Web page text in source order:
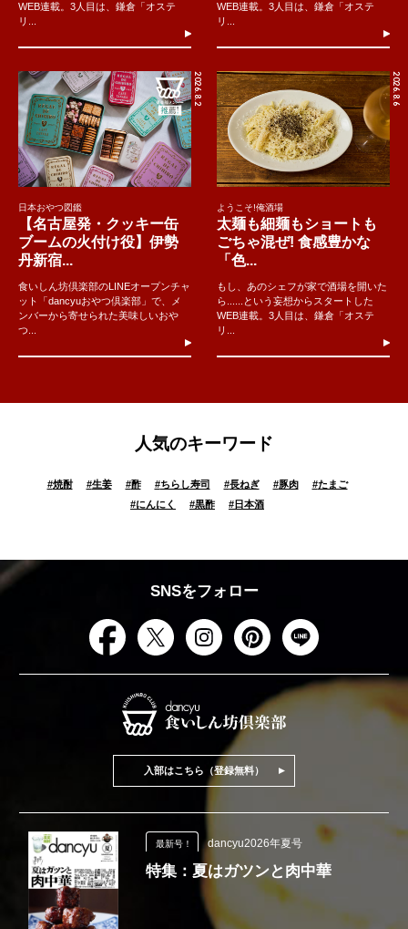
WEB連載。3人目は、鎌倉「オステ
リ...
WEB連載。3人目は、鎌倉「オステ
リ...
2026.8.2
日本おやつ図鑑
【名古屋発・クッキー缶
ブームの火付け役】伊勢
丹新宿...
食いしん坊倶楽部のLINEオープンチャ
ット「dancyuおやつ倶楽部」で、メ
ンバーから寄せられた美味しいおや
つ...
2026.8.6
ようこそ!俺酒場
太麺も細麺もショートも
ごちゃ混ぜ! 食感豊かな
「色...
もし、あのシェフが家で酒場を開いた
ら......という妄想からスタートした
WEB連載。3人目は、鎌倉「オステ
リ...
人気のキーワード
#焼酎 #生姜 #酢 #ちらし寿司 #長ねぎ #豚肉 #たまご
#にんにく #黒酢 #日本酒
SNSをフォロー
入部はこちら（登録無料）
最新号！ dancyu2026年夏号
特集：夏はガツンと肉中華